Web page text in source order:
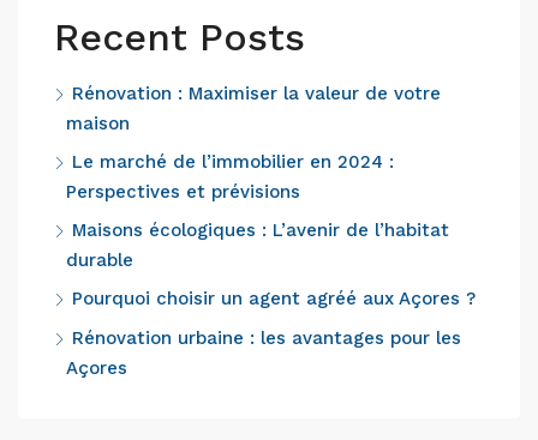
Recent Posts
Rénovation : Maximiser la valeur de votre
maison
Le marché de l’immobilier en 2024 :
Perspectives et prévisions
Maisons écologiques : L’avenir de l’habitat
durable
Pourquoi choisir un agent agréé aux Açores ?
Rénovation urbaine : les avantages pour les
Açores